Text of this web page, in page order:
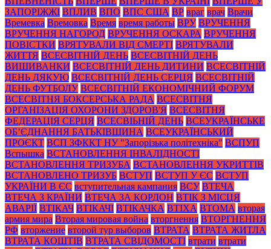
ЗАПОРІЖЖІ ВПЛИВ ВПО ВПС США ВР враг врач Врачи
Времевка Времовка Время время работы ВРУ ВРУЧЕННЯ
ВРУЧЕННЯ НАГОРОД ВРУЧЕННЯ ОСКАРА ВРУЧЕННЯ
ПОВІСТКИ ВРЯТУВАЛИ ВІД СМЕРТІ ВРЯТУВАЛИ
ЖИТТЯ ВСЕСВІТНІЙ ДЕНЬ ВСЕСВІТНІЙ ДЕНЬ
ВИШИВАНКИ ВСЕСВІТНІЙ ДЕНЬ ДИТИНИ ВСЕСВІТНІЙ
ДЕНЬ ДЯКУЮ ВСЕСВІТНІЙ ДЕНЬ СЕРЦЯ ВСЕСВІТНІЙ
ДЕНЬ ФУТБОЛУ ВСЕСВІТНІЙ ЕКОНОМІЧНИЙ ФОРУМ
ВСЕСВІТНЯ БОКСЕРСЬКА РАДА ВСЕСВІТНЯ
ОРГАНІЗАЦІЯ ОХОРОНИ ЗДОРОВ'Я ВСЕСВІТНЯ
ФЕДЕРАЦІЯ СЕРЦЯ ВСЕСВІЬНІЙ ДЕНЬ ВСЕУКРАЇНСЬКЕ
ОБ’ЄДНАННЯ БАТЬКІВЩИНА ВСЕУКРАЇНСЬКИЙ
ПРОЄКТ ВСП ЗФККТ НУ "Запорізька політехніка" ВСПУП
Вспышка ВСТАНОВЛЕННЯ ІНВАЛІДНОСТІ
ВСТАНОВЛЕННЯ ТРИЗУБА ВСТАНОВЛЕННЯ УКРИТТІВ
ВСТАНОВЛЕНО ТРИЗУБ ВСТУП ВСТУП У ЄС ВСТУП
УКРАЇНИ В ЄС вступительная кампания ВСУ ВТЕЧА
ВТЕЧА З КРАЇНИ ВТЕЧА ЗА КОРДОН ВТІК З МІСЦЯ
АВАРІЇ ВТІКАЧ ВТІКАЧІ ВТІКАЧКА ВТІХА ВТОМА вторая
армия мира Вторая мировая война вторгнення ВТОРГНЕННЯ
РФ вторжение второй тур выборов ВТРАТА ВТРАТА ЖИТЛА
ВТРАТА КОШТІВ ВТРАТА СВІДОМОСТІ втрати втрати